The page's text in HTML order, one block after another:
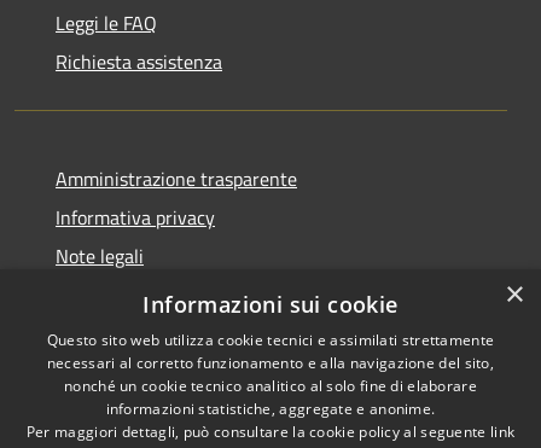
Leggi le FAQ
Richiesta assistenza
Amministrazione trasparente
Informativa privacy
Note legali
Dichiarazione di accessibilità
Copyright © 2026 • Comune di
×
Informazioni sui cookie
Questo sito web utilizza cookie tecnici e assimilati strettamente
necessari al corretto funzionamento e alla navigazione del sito,
nonché un cookie tecnico analitico al solo fine di elaborare
informazioni statistiche, aggregate e anonime.
Per maggiori dettagli, può consultare la cookie policy al seguente link